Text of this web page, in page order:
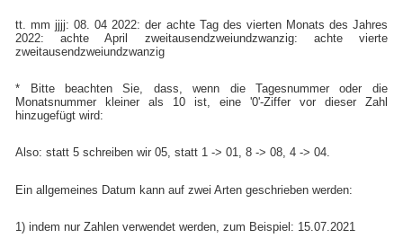
tt. mm jjjj: 08. 04 2022: der achte Tag des vierten Monats des Jahres
2022: achte April zweitausendzweiundzwanzig: achte vierte
zweitausendzweiundzwanzig
* Bitte beachten Sie, dass, wenn die Tagesnummer oder die
Monatsnummer kleiner als 10 ist, eine '0'-Ziffer vor dieser Zahl
hinzugefügt wird:
Also: statt 5 schreiben wir 05, statt 1 -> 01, 8 -> 08, 4 -> 04.
Ein allgemeines Datum kann auf zwei Arten geschrieben werden:
1) indem nur Zahlen verwendet werden, zum Beispiel: 15.07.2021